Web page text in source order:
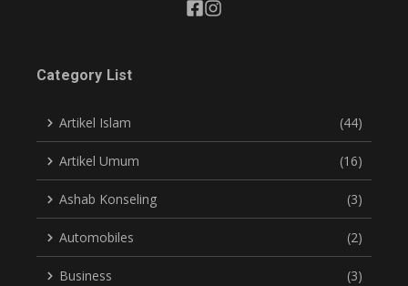
Category List
Artikel Islam (44)
Artikel Umum (16)
Ashab Konseling (3)
Automobiles (2)
Business (3)